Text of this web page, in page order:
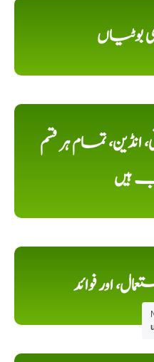
تمام ہر قسم
ہیں
اور فوائد